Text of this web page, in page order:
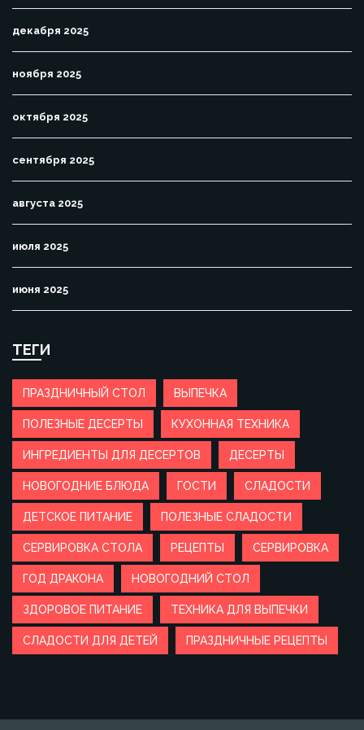
декабря 2025
ноября 2025
октября 2025
сентября 2025
августа 2025
июля 2025
июня 2025
ТЕГИ
ПРАЗДНИЧНЫЙ СТОЛ ВЫПЕЧКА
ПОЛЕЗНЫЕ ДЕСЕРТЫ КУХОННАЯ ТЕХНИКА
ИНГРЕДИЕНТЫ ДЛЯ ДЕСЕРТОВ ДЕСЕРТЫ
НОВОГОДНИЕ БЛЮДА ГОСТИ СЛАДОСТИ
ДЕТСКОЕ ПИТАНИЕ ПОЛЕЗНЫЕ СЛАДОСТИ
СЕРВИРОВКА СТОЛА РЕЦЕПТЫ СЕРВИРОВКА
ГОД ДРАКОНА НОВОГОДНИЙ СТОЛ
ЗДОРОВОЕ ПИТАНИЕ ТЕХНИКА ДЛЯ ВЫПЕЧКИ
СЛАДОСТИ ДЛЯ ДЕТЕЙ ПРАЗДНИЧНЫЕ РЕЦЕПТЫ